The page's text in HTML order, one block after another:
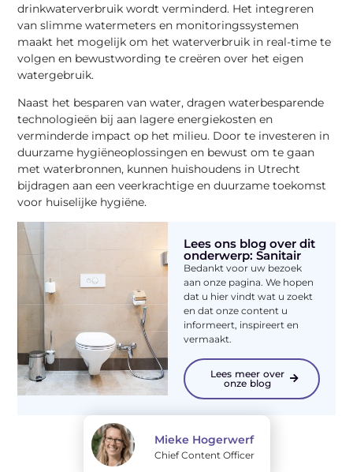
drinkwaterverbruik wordt verminderd. Het integreren
van slimme watermeters en monitoringssystemen
maakt het mogelijk om het waterverbruik in real-time te
volgen en bewustwording te creëren over het eigen
watergebruik.
Naast het besparen van water, dragen waterbesparende
technologieën bij aan lagere energiekosten en
verminderde impact op het milieu. Door te investeren in
duurzame hygiëneoplossingen en bewust om te gaan
met waterbronnen, kunnen huishoudens in Utrecht
bijdragen aan een veerkrachtige en duurzame toekomst
voor huiselijke hygiëne.
Lees ons blog over dit
onderwerp: Sanitair
Bedankt voor uw bezoek
aan onze pagina. We hopen
dat u hier vindt wat u zoekt
en dat onze content u
informeert, inspireert en
vermaakt.
Lees meer over
onze blog
Mieke Hogerwerf
Chief Content Officer